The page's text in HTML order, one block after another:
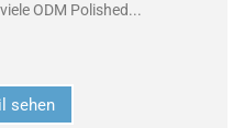
ODM Polished...
sehen